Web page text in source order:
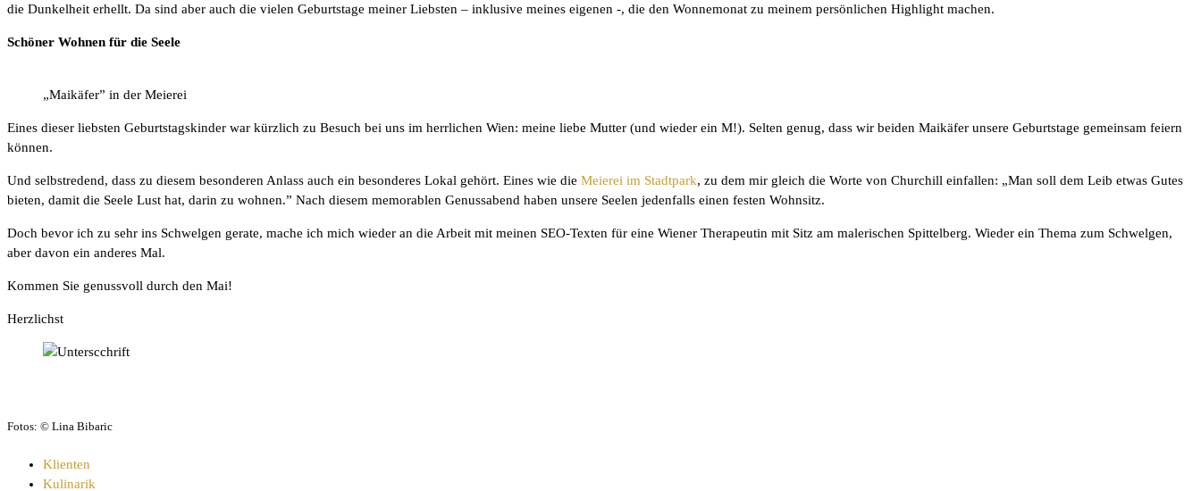
die Dunkelheit erhellt. Da sind aber auch die vielen Geburtstage meiner Liebsten – inklusive meines eigenen -, die den Wonnemonat zu meinem persönlichen Highlight machen.
Schöner Wohnen für die Seele
„Maikäfer” in der Meierei
Eines dieser liebsten Geburtstagskinder war kürzlich zu Besuch bei uns im herrlichen Wien: meine liebe Mutter (und wieder ein M!). Selten genug, dass wir beiden Maikäfer unsere Geburtstage gemeinsam feiern
können.
Und selbstredend, dass zu diesem besonderen Anlass auch ein besonderes Lokal gehört. Eines wie die Meierei im Stadtpark, zu dem mir gleich die Worte von Churchill einfallen: „Man soll dem Leib etwas Gutes
bieten, damit die Seele Lust hat, darin zu wohnen.” Nach diesem memorablen Genussabend haben unsere Seelen jedenfalls einen festen Wohnsitz.
Doch bevor ich zu sehr ins Schwelgen gerate, mache ich mich wieder an die Arbeit mit meinen SEO-Texten für eine Wiener Therapeutin mit Sitz am malerischen Spittelberg. Wieder ein Thema zum Schwelgen,
aber davon ein anderes Mal.
Kommen Sie genussvoll durch den Mai!
Herzlichst
Fotos: © Lina Bibaric
Klienten
Kulinarik